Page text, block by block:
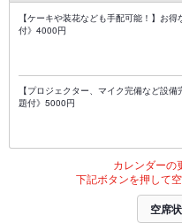
【ケーキや装花なども手配可能！】お
付》4000円
【プロジェクター、マイク完備など設
題付》5000円
カレンダーの
下記ボタンを押して
空席